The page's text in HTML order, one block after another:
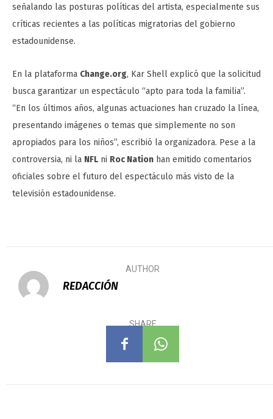
señalando las posturas políticas del artista, especialmente sus
críticas recientes a las políticas migratorias del gobierno
estadounidense.
En la plataforma Change.org, Kar Shell explicó que la solicitud
busca garantizar un espectáculo “apto para toda la familia”.
“En los últimos años, algunas actuaciones han cruzado la línea,
presentando imágenes o temas que simplemente no son
apropiados para los niños”, escribió la organizadora. Pese a la
controversia, ni la NFL ni Roc Nation han emitido comentarios
oficiales sobre el futuro del espectáculo más visto de la
televisión estadounidense.
AUTHOR
REDACCIÓN
SHARE